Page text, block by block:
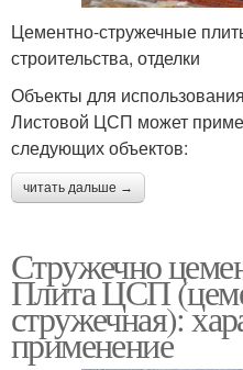
Цементно-стружечные
строительства, отделки
Объекты для
Листовой ЦСП может
следующих объектов:
читать дальше →
Стружечно
Плита ЦСП
стружечная):
применение